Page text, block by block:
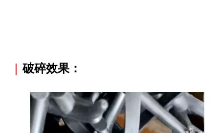
| 破碎效果：